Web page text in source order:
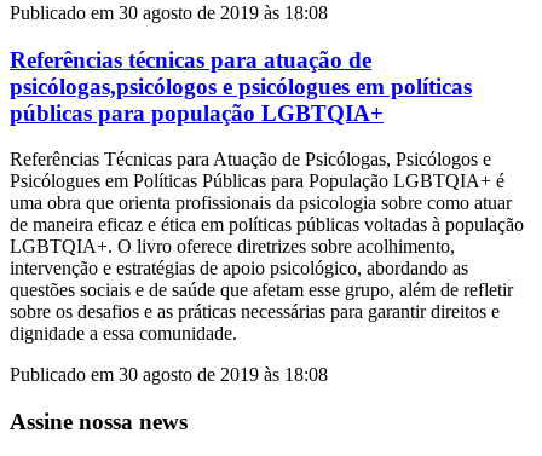
Publicado em 30 agosto de 2019 às 18:08
Referências técnicas para atuação de
psicólogas,psicólogos e psicólogues em políticas
públicas para população LGBTQIA+
Referências Técnicas para Atuação de Psicólogas, Psicólogos e
Psicólogues em Políticas Públicas para População LGBTQIA+ é
uma obra que orienta profissionais da psicologia sobre como atuar
de maneira eficaz e ética em políticas públicas voltadas à população
LGBTQIA+. O livro oferece diretrizes sobre acolhimento,
intervenção e estratégias de apoio psicológico, abordando as
questões sociais e de saúde que afetam esse grupo, além de refletir
sobre os desafios e as práticas necessárias para garantir direitos e
dignidade a essa comunidade.
Publicado em 30 agosto de 2019 às 18:08
Assine nossa news